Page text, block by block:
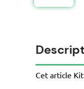
Cet article